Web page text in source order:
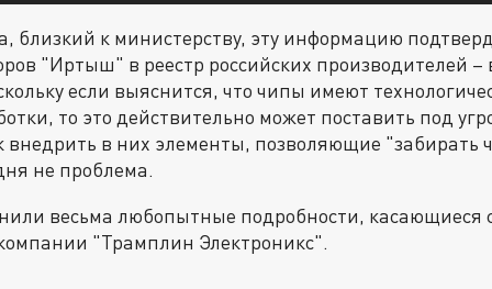
близкий к министерству, эту информацию
"Иртыш" в реестр российских производителей –
если выяснится, что чипы имеют
то это действительно может поставить под
внедрить в них элементы, позволяющие "забирать
не проблема.
весьма любопытные подробности, касающиеся
"Трамплин Электроникс".